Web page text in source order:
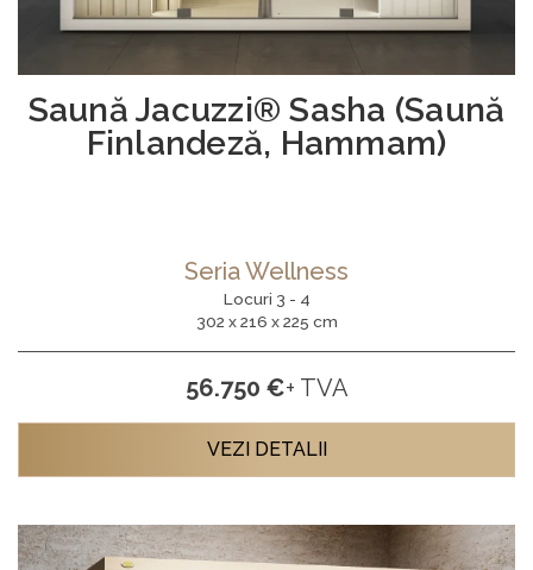
Saună Jacuzzi® Sasha (Saună
Finlandeză, Hammam)
Seria Wellness
Locuri 3 - 4
302 x 216 x 225 cm
56.750 €+ TVA
VEZI DETALII